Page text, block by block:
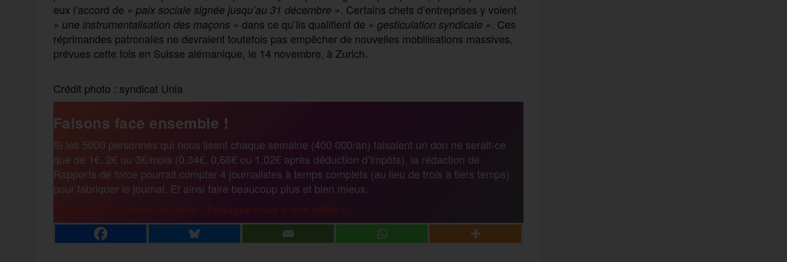
eux l’accord de « paix sociale signée jusqu’au 31 décembre ». Certains chefs d’entreprises y voient
« une instrumentalisation des maçons » dans ce qu’ils qualifient de « gesticulation syndicale ». Ces
réprimandes patronales ne devraient toutefois pas empêcher de nouvelles mobilisations massives,
prévues cette fois en Suisse alémanique, le 14 novembre, à Zurich.
Crédit photo : syndicat Unia
Faisons face ensemble !
Si les 5000 personnes qui nous lisent chaque semaine (400 000/an) faisaient un don ne serait-ce
que de 1€, 2€ ou 3€/mois (0,34€, 0,68€ ou 1,02€ après déduction d’impôts), la rédaction de
Rapports de force pourrait compter 4 journalistes à temps complets (au lieu de trois à tiers temps)
pour fabriquer le journal. Et ainsi faire beaucoup plus et bien mieux.
Renforcez Rapports de force ! Engagez-vous à nos côtés !